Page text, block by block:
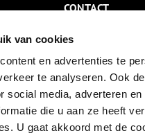
van cookies
en advertenties te
te analyseren. Ook
social media, adverteren
die u aan ze heeft
U gaat akkoord met de
CONTACT
NIEUWSBRIEF
DISCLAIMER
PRIVACY